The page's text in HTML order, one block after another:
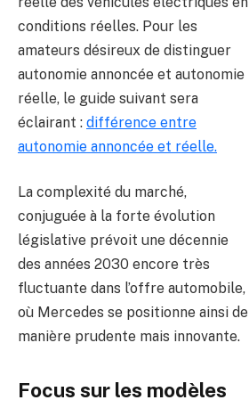
conditions réelles. Pour les
amateurs désireux de distinguer
autonomie annoncée et autonomie
réelle, le guide suivant sera
éclairant : différence entre
autonomie annoncée et réelle.
La complexité du marché,
conjuguée à la forte évolution
législative prévoit une décennie
des années 2030 encore très
fluctuante dans l’offre automobile,
où Mercedes se positionne ainsi de
manière prudente mais innovante.
Focus sur les modèles